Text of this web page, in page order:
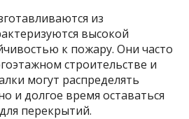
из
высокой
к пожару. Они часто
строительстве и
могут распределять
и долгое время оставаться
перекрытий.